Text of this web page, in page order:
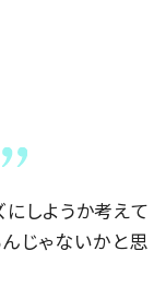
しようか考えて
じゃないかと思